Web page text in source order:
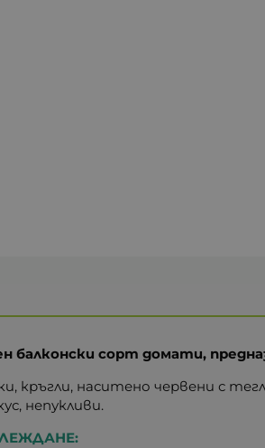
балконски сорт домати,
кръгли, наситено червени с
непукливи.